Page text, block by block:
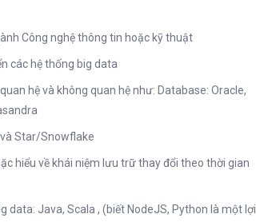
Công nghệ thông tin hoặc kỹ thuật
các hệ thống big data
hệ và không quan hệ như: Database: Oracle,
và Star/Snowflake
hiểu về khái niệm lưu trữ thay đổi theo thời gian
data: Java, Scala , (biết NodeJS, Python là một lợi